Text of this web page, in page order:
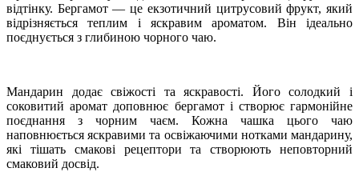
відтінку. Бергамот — це екзотичний цитрусовий фрукт, який
відрізняється теплим і яскравим ароматом. Він ідеально
поєднується з глибиною чорного чаю.
Мандарин додає свіжості та яскравості. Його солодкий і
соковитий аромат доповнює бергамот і створює гармонійне
поєднання з чорним чаєм. Кожна чашка цього чаю
наповнюється яскравими та освіжаючими нотками мандарину,
які тішать смакові рецептори та створюють неповторний
смаковий досвід.